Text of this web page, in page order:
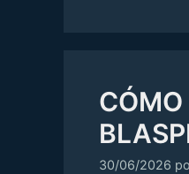
CÓMO
30/06/2026